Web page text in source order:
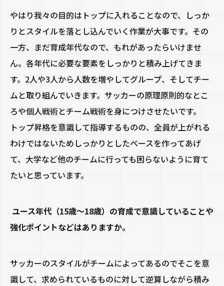
やはり我々の目的はトップに入れることなので、しっか
りとスタイルを落とし込んでいく作業が大事です。その
一方、まだ育成年代なので、もれがあったらいけませ
ん。各年代に必要な要素をしっかりと積み上げてきま
す。2人や3人から人数を増やしてグループ、そしてチー
ムと取り組んでいきます。サッカーの原理原則的なとこ
ろや個人戦術とチーム戦術を身につけさせたいです。
トップ昇格を意識して指導するものの、全員が上がれる
わけではないためしっかりとしたベースを作ってあげ
て、大学など他のチームに行っても困らないように育て
たいと思っています。
ユース年代（15歳〜18歳）の育成で意識していることや
強化ポイントなどはありますか。
サッカーのスタイルがチームによってあるのでそこを意
識して、求められているものに対して逆算しながら積み